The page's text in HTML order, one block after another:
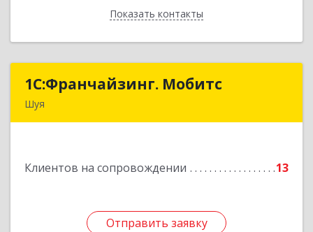
Показать контакты
Назад
1С:Франчайзинг. Мобитс
Шуя
Клиентов на сопровождении 13
Отправить заявку
1С:Франчайзинг. Мобитс
Отправить заявку